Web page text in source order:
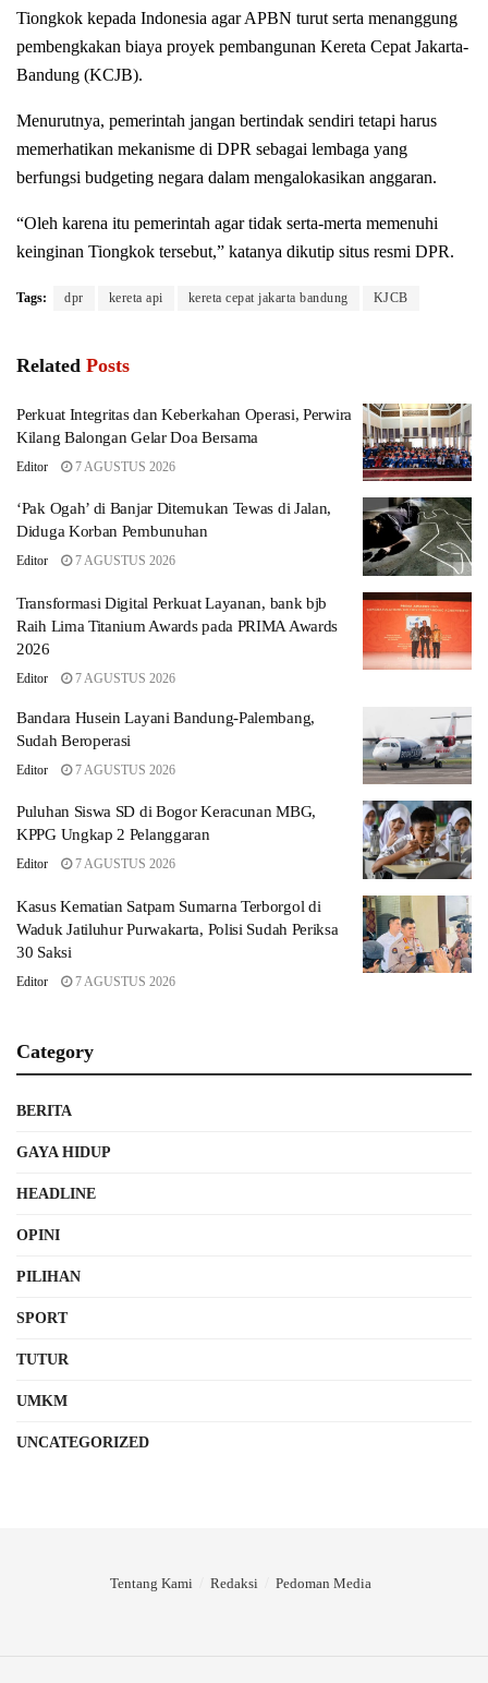
Tiongkok kepada Indonesia agar APBN turut serta menanggung
pembengkakan biaya proyek pembangunan Kereta Cepat Jakarta-
Bandung (KCJB).
Menurutnya, pemerintah jangan bertindak sendiri tetapi harus
memerhatikan mekanisme di DPR sebagai lembaga yang
berfungsi budgeting negara dalam mengalokasikan anggaran.
“Oleh karena itu pemerintah agar tidak serta-merta memenuhi
keinginan Tiongkok tersebut,” katanya dikutip situs resmi DPR.
Tags: dpr kereta api kereta cepat jakarta bandung KJCB
Related Posts
Perkuat Integritas dan Keberkahan Operasi, Perwira
Kilang Balongan Gelar Doa Bersama
Editor 7 AGUSTUS 2026
‘Pak Ogah’ di Banjar Ditemukan Tewas di Jalan,
Diduga Korban Pembunuhan
Editor 7 AGUSTUS 2026
Transformasi Digital Perkuat Layanan, bank bjb
Raih Lima Titanium Awards pada PRIMA Awards
2026
Editor 7 AGUSTUS 2026
Bandara Husein Layani Bandung-Palembang,
Sudah Beroperasi
Editor 7 AGUSTUS 2026
Puluhan Siswa SD di Bogor Keracunan MBG,
KPPG Ungkap 2 Pelanggaran
Editor 7 AGUSTUS 2026
Kasus Kematian Satpam Sumarna Terborgol di
Waduk Jatiluhur Purwakarta, Polisi Sudah Periksa
30 Saksi
Editor 7 AGUSTUS 2026
Category
BERITA
GAYA HIDUP
HEADLINE
OPINI
PILIHAN
SPORT
TUTUR
UMKM
UNCATEGORIZED
Tentang Kami Redaksi Pedoman Media